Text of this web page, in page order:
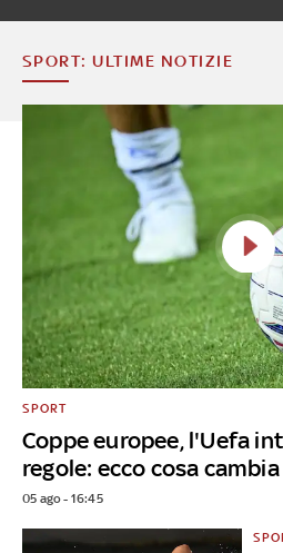
SPORT: ULTIME NOTIZIE
Coppe europee, l'Uefa
regole: ecco cosa cambia
SPORT
05 ago - 16:45